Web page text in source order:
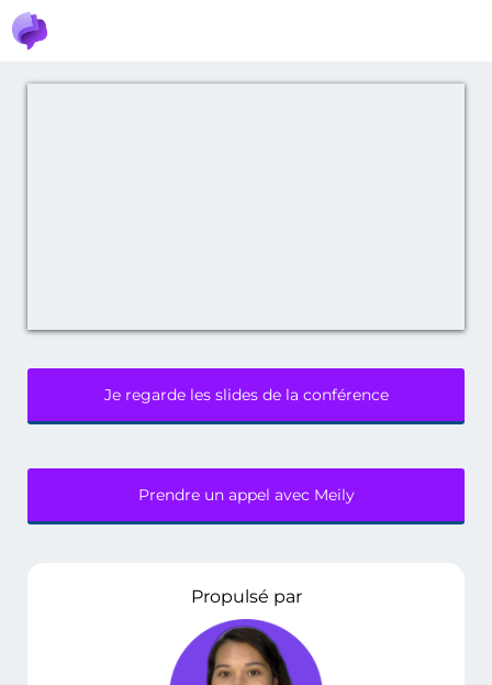
Je regarde les slides de la conférence
Prendre un appel avec Meily
Propulsé par